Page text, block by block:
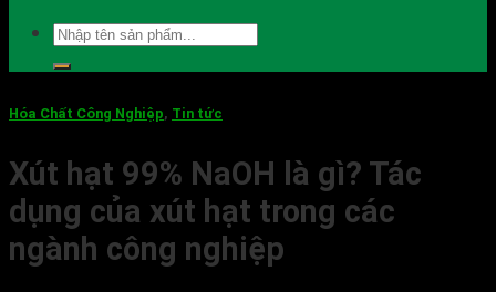
Hóa Chất Công Nghiệp, Tin tức
Xút hạt 99% NaOH là gì? Tác
dụng của xút hạt trong các
ngành công nghiệp